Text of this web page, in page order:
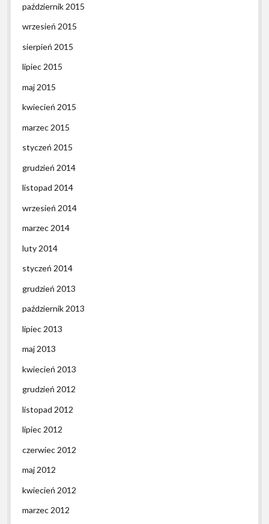
październik 2015
wrzesień 2015
sierpień 2015
lipiec 2015
maj 2015
kwiecień 2015
marzec 2015
styczeń 2015
grudzień 2014
listopad 2014
wrzesień 2014
marzec 2014
luty 2014
styczeń 2014
grudzień 2013
październik 2013
lipiec 2013
maj 2013
kwiecień 2013
grudzień 2012
listopad 2012
lipiec 2012
czerwiec 2012
maj 2012
kwiecień 2012
marzec 2012